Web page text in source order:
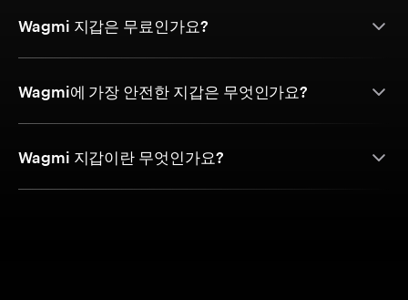
Wagmi 지갑은 무료인가요?
Wagmi에 가장 안전한 지갑은 무엇인가요?
Wagmi 지갑이란 무엇인가요?